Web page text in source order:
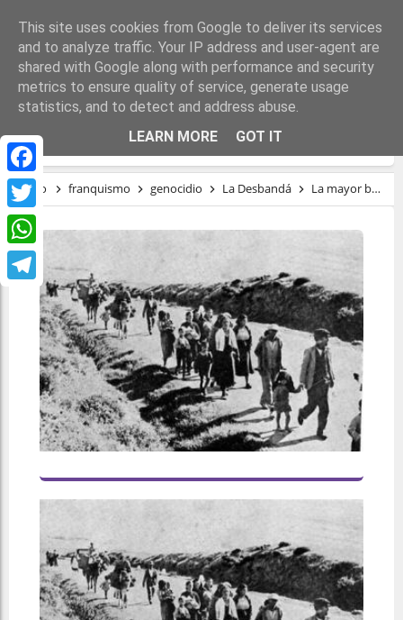
Facebook
Twitter
WhatsApp
Telegram
LA MAYOR BARBARIE DEL FRANQUISMO
Inicio franquismo genocidio La Desbandá La mayor barbarie del franquismo
This site uses cookies from Google to deliver its services
and to analyze traffic. Your IP address and user-agent are
shared with Google along with performance and security
metrics to ensure quality of service, generate usage
statistics, and to detect and address abuse.
LEARN MORE
GOT IT